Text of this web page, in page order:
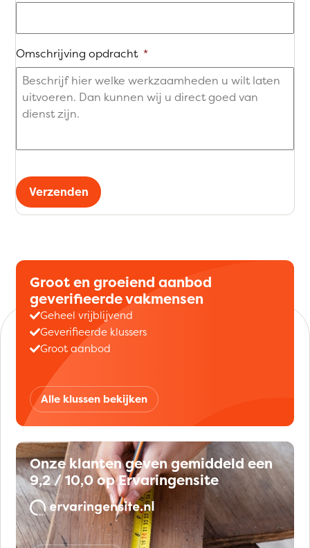
Omschrijving opdracht *
Verzenden
Groot en groeiend aanbod
geverifieerde vakmensen
Geheel vrijblijvend
Geverifieerde klussers
Groot aanbod
Alle klussen bekijken
Onze klanten geven gemiddeld een
9,2 / 10,0 op Ervaringensite